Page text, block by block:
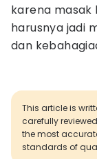
karena
harusnya jadi
dan
This article is
carefully
the most
standards of